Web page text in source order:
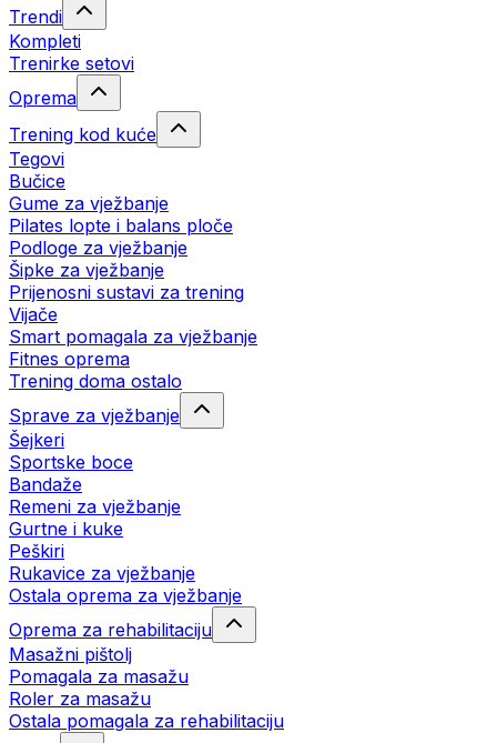
Trendi
Kompleti
Trenirke setovi
Oprema
Trening kod kuće
Tegovi
Bučice
Gume za vježbanje
Pilates lopte i balans ploče
Podloge za vježbanje
Šipke za vježbanje
Prijenosni sustavi za trening
Vijače
Smart pomagala za vježbanje
Fitnes oprema
Trening doma ostalo
Sprave za vježbanje
Šejkeri
Sportske boce
Bandaže
Remeni za vježbanje
Gurtne i kuke
Peškiri
Rukavice za vježbanje
Ostala oprema za vježbanje
Oprema za rehabilitaciju
Masažni pištolj
Pomagala za masažu
Roler za masažu
Ostala pomagala za rehabilitaciju